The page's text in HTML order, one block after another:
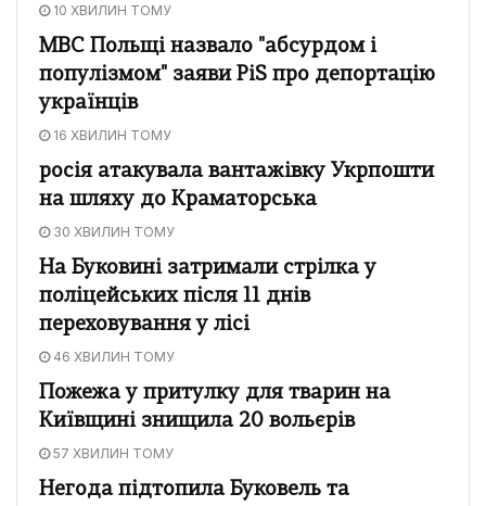
10 ХВИЛИН ТОМУ
МВС Польщі назвало "абсурдом і
популізмом" заяви PiS про депортацію
українців
16 ХВИЛИН ТОМУ
росія атакувала вантажівку Укрпошти
на шляху до Краматорська
30 ХВИЛИН ТОМУ
На Буковині затримали стрілка у
поліцейських після 11 днів
переховування у лісі
46 ХВИЛИН ТОМУ
Пожежа у притулку для тварин на
Київщині знищила 20 вольєрів
57 ХВИЛИН ТОМУ
Негода підтопила Буковель та